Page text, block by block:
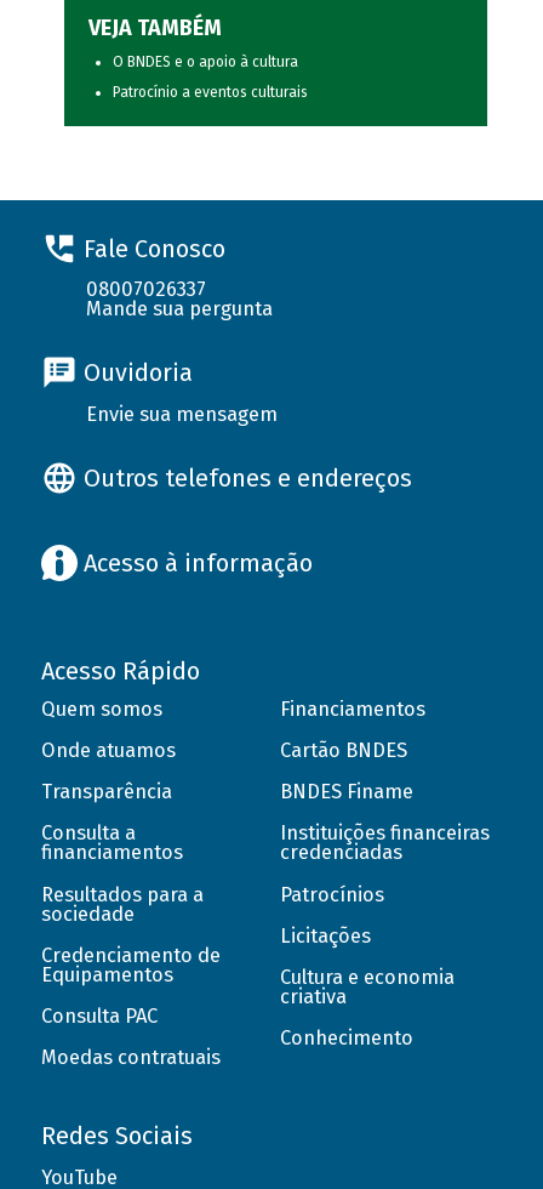
VEJA TAMBÉM
O BNDES e o apoio à cultura
Patrocínio a eventos culturais
Fale Conosco
08007026337
Mande sua pergunta
Ouvidoria
Envie sua mensagem
Outros telefones e endereços
Acesso à informação
Acesso Rápido
Quem somos
Onde atuamos
Transparência
Consulta a
financiamentos
Resultados para a
sociedade
Credenciamento de
Equipamentos
Consulta PAC
Moedas contratuais
Financiamentos
Cartão BNDES
BNDES Finame
Instituições financeiras
credenciadas
Patrocínios
Licitações
Cultura e economia
criativa
Conhecimento
Redes Sociais
YouTube